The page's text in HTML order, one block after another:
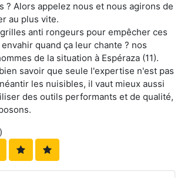
? Alors appelez nous et nous agirons de
au plus vite.
anti rongeurs pour empêcher ces
quand ça leur chante ? nos
de la situation à Espéraza (11).
savoir que seule l'expertise n'est pas
les nuisibles, il vaut mieux aussi
des outils performants et de qualité,